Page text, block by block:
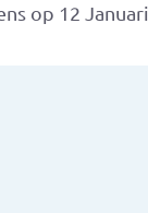
op 12